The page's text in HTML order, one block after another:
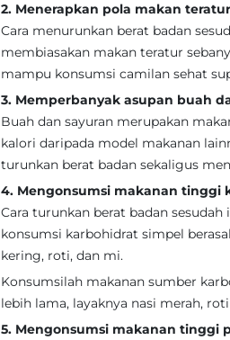
2. Menerapkan pola makan teratur
Cara menurunkan berat badan
membiasakan makan teratur
mampu konsumsi camilan sehat
3. Memperbanyak asupan buah
Buah dan sayuran merupakan
kalori daripada model makanan
turunkan berat badan sekaligus
4. Mengonsumsi makanan tinggi
Cara turunkan berat badan
konsumsi karbohidrat simpel
kering, roti, dan mi.
Konsumsilah makanan sumber
lebih lama, layaknya nasi merah,
5. Mengonsumsi makanan tinggi